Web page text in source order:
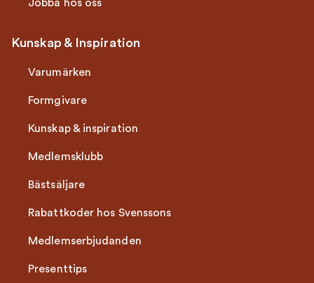
Jobba hos oss
Kunskap & Inspiration
Varumärken
Formgivare
Kunskap & inspiration
Medlemsklubb
Bästsäljare
Rabattkoder hos Svenssons
Medlemserbjudanden
Presenttips